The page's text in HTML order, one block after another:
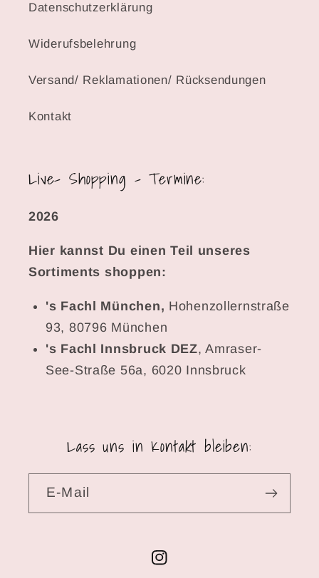
Datenschutzerklärung
Widerufsbelehrung
Versand/ Reklamationen/ Rücksendungen
Kontakt
Live- Shopping - Termine:
2026
Hier kannst Du einen Teil unseres
Sortiments shoppen:
's Fachl München, Hohenzollernstraße
93, 80796 München
's Fachl Innsbruck DEZ, Amraser-
See-Straße 56a, 6020 Innsbruck
Lass uns in Kontakt bleiben:
E-Mail
Instagram